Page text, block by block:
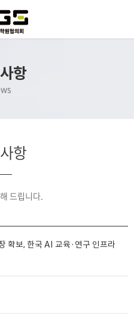
항
항
드립니다.
확보, 한국 AI 교육·연구 인프라